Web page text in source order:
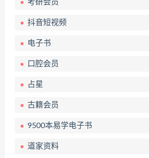
考研会员
抖音短视频
电子书
口腔会员
占星
古籍会员
9500本易学电子书
道家资料